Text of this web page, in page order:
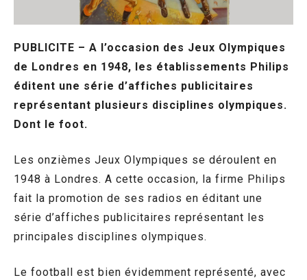
PUBLICITE – A l’occasion des Jeux Olympiques
de Londres en 1948, les établissements Philips
éditent une série d’affiches publicitaires
représentant plusieurs disciplines olympiques.
Dont le foot.
Les onzièmes Jeux Olympiques se déroulent en
1948 à Londres. A cette occasion, la firme Philips
fait la promotion de ses radios en éditant une
série d’affiches publicitaires représentant les
principales disciplines olympiques.
Le football est bien évidemment représenté, avec